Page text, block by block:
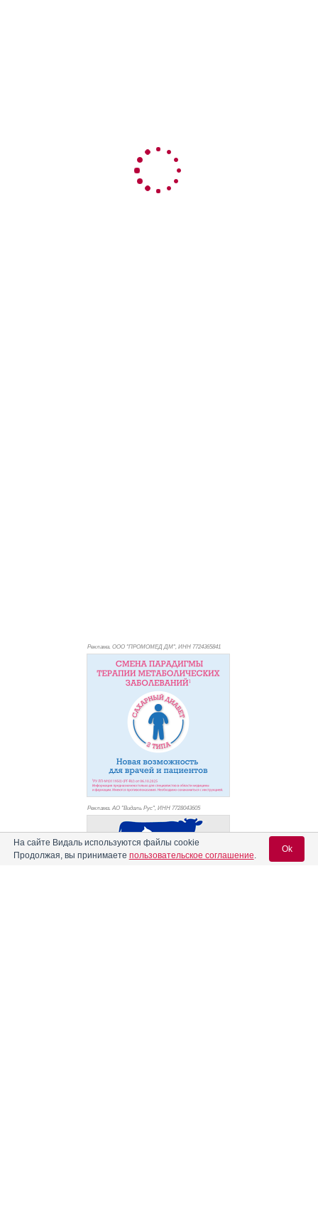
Реклама. ООО "ПРОМОМЕД ДМ", ИНН 7724365841
Реклама. АО "Видаль Рус", ИНН 7728043605
На сайте Видаль используются файлы cookie
Продолжая, вы принимаете пользовательское соглашение.
Ok